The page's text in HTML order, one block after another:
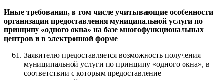
Иные требования, в том числе учитывающие особенности
организации предоставления муниципальной услуги по
принципу «одного окна» на базе многофункциональных
центров и в электронной форме
Заявителю предоставляется возможность получения
муниципальной услуги по принципу «одного окна», в
соответствии с которым предоставление